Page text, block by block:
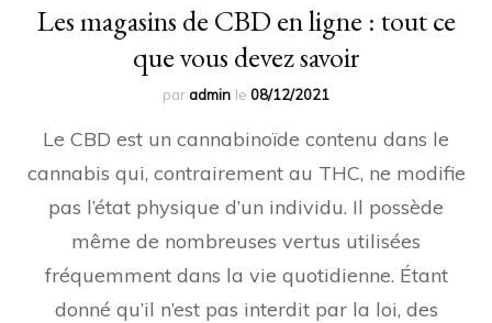
Les magasins de CBD en ligne : tout ce
que vous devez savoir
paradmin le 08/12/2021
Le CBD est un cannabinoïde contenu dans le
cannabis qui, contrairement au THC, ne modifie
pas l’état physique d’un individu. Il possède
même de nombreuses vertus utilisées
fréquemment dans la vie quotidienne. Étant
donné qu’il n’est pas interdit par la loi, des